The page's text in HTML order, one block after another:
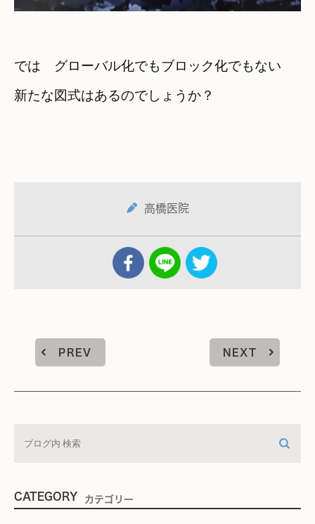
では　グローバル化でもブロック化でもない
新たな図式はあるのでしょうか？
高橋医院
PREV NEXT
CATEGORY カテゴリー